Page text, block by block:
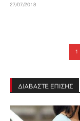
27/07/2018
1
ΔΙΑΒΑΣΤΕ ΕΠΙΣΗΣ